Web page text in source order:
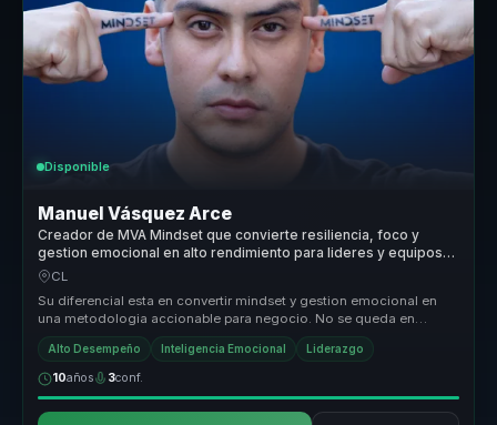
Disponible
Manuel Vásquez Arce
Creador de MVA Mindset que convierte resiliencia, foco y
gestion emocional en alto rendimiento para lideres y equipos
comerciales.
CL
Su diferencial esta en convertir mindset y gestion emocional en
una metodologia accionable para negocio. No se queda en
inspiracion: llev...
Alto Desempeño Inteligencia Emocional Liderazgo
10años 3conf.